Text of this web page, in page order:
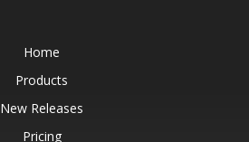
Home
Products
New Releases
Pricing